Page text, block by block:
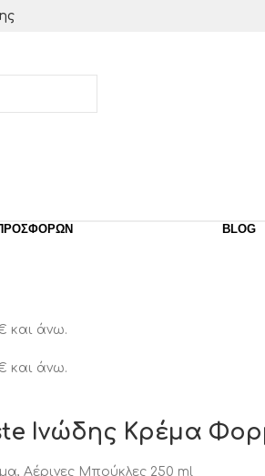
BLOG
και άνω.
και άνω.
Ινώδης Κρέμα
Αέρινες Μπούκλες 250 ml